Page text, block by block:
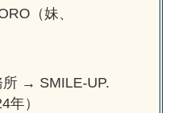
（妹、
所 → SMILE-UP.
年）